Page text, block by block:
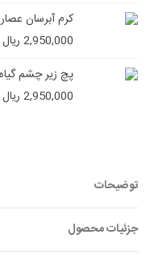
کرم آبرسان
2,950,000 ریال
پچ زیر چشم گیاه
2,950,000 ریال
توضیحات
جزئیات محصول